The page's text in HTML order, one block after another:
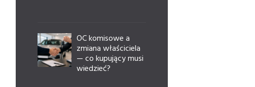
OC komisowe a
zmiana właściciela
— co kupujący musi
wiedzieć?